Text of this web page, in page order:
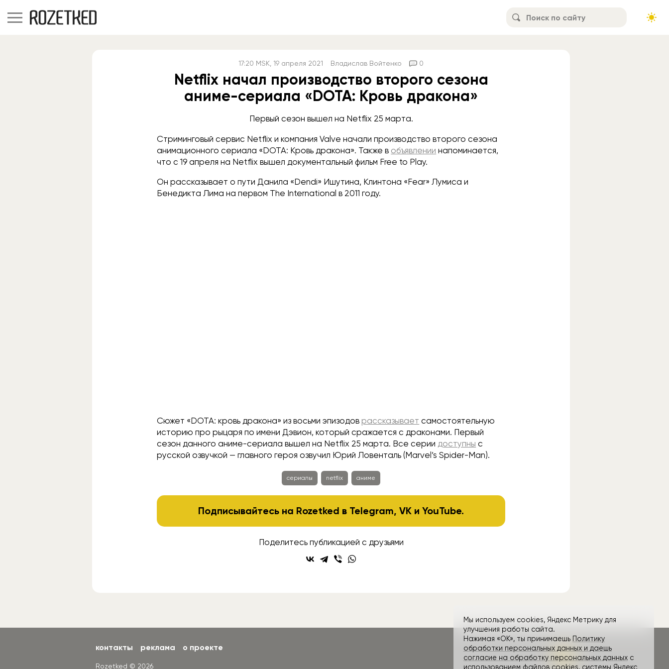
17:20 MSK , 19 апреля 2021 Владислав Войтенко 0
Netflix начал производство второго сезона
аниме-сериала «DOTA: Кровь дракона»
Первый сезон вышел на Netflix 25 марта.
Стриминговый сервис Netflix и компания Valve начали производство второго сезона
анимационного сериала «DOTA: Кровь дракона». Также в объявлении напоминается,
что с 19 апреля на Netflix вышел документальный фильм Free to Play.
Он рассказывает о пути Данила «Dendi» Ишутина, Клинтона «Fear» Лумиса и
Бенедикта Лима на первом The International в 2011 году.
Сюжет «DOTA: кровь дракона» из восьми эпизодов рассказывает самостоятельную
историю про рыцаря по имени Дэвион, который сражается с драконами. Первый
сезон данного аниме-сериала вышел на Netflix 25 марта. Все серии доступны с
русской озвучкой — главного героя озвучил Юрий Ловенталь (Marvel’s Spider-Man).
сериалы netflix аниме
Подписывайтесь на Rozetked в Telegram,VK иYouTube.
Поделитесь публикацией с друзьями
контакты реклама о проекте
Rozetked © 2026
Мы используем cookies, Яндекс Метрику для
улучшения работы сайта.
Нажимая «ОК», ты принимаешь Политику
обработки персональных данных и даешь
согласие на обработку персональных данныхс
использованием файлов cookies, системы Яндекс